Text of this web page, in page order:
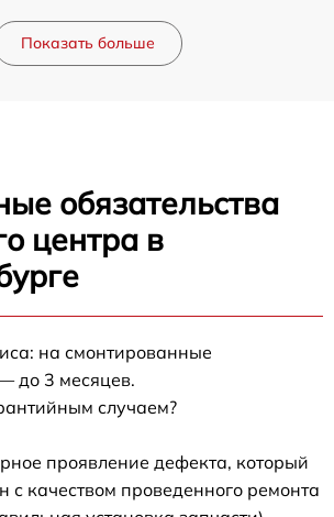
Показать больше
обязательства
центра в
на смонтированные
до 3 месяцев.
случаем?
проявление дефекта, который
с качеством проведенного ремонта